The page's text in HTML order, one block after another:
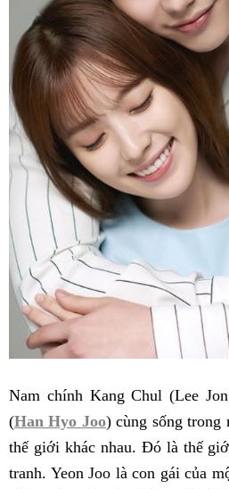
Nam chính Kang Chul (Lee
(Han Hyo Joo) cùng sống
thế giới khác nhau. Đó là thế
tranh. Yeon Joo là con gái của